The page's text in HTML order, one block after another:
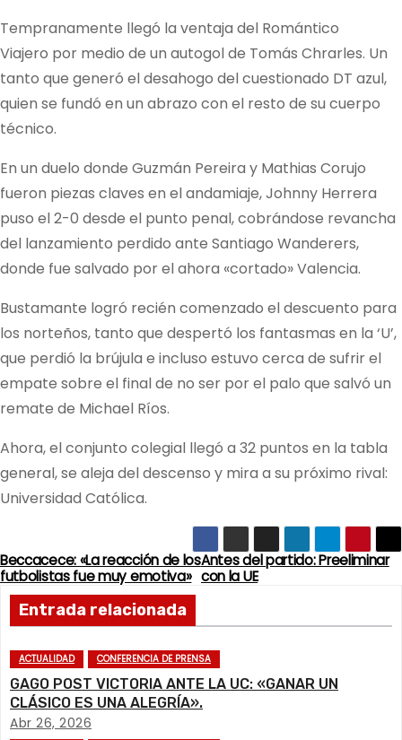
Tempranamente llegó la ventaja del Romántico
Viajero por medio de un autogol de Tomás Chrarles. Un
tanto que generó el desahogo del cuestionado DT azul,
quien se fundó en un abrazo con el resto de su cuerpo
técnico.
En un duelo donde Guzmán Pereira y Mathias Corujo
fueron piezas claves en el andamiaje, Johnny Herrera
puso el 2-0 desde el punto penal, cobrándose revancha
del lanzamiento perdido ante Santiago Wanderers,
donde fue salvado por el ahora «cortado» Valencia.
Bustamante logró recién comenzado el descuento para
los norteños, tanto que despertó los fantasmas en la ‘U’,
que perdió la brújula e incluso estuvo cerca de sufrir el
empate sobre el final de no ser por el palo que salvó un
remate de Michael Ríos.
Ahora, el conjunto colegial llegó a 32 puntos en la tabla
general, se aleja del descenso y mira a su próximo rival:
Universidad Católica.
N
v
e
g
Antes del partido: Preeliminar
con la UE
Beccacece: «La reacción de los
futbolistas fue muy emotiva»
Entrada relacionada
ACTUALIDAD CONFERENCIA DE PRENSA
GAGO POST VICTORIA ANTE LA UC: «GANAR UN
CLÁSICO ES UNA ALEGRÍA».
Abr 26, 2026